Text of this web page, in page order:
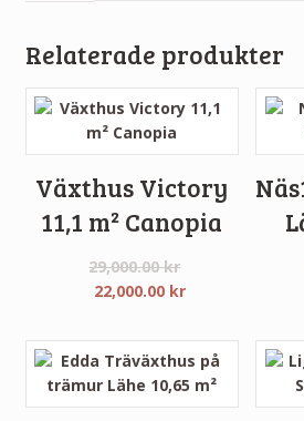
Relaterade produkter
Växthus Victory
11,1 m² Canopia
29,000.00kr
Det
priset
var:
29,000.00 kr.
22,000.00 kr
priset
är:
22,000.00 kr.